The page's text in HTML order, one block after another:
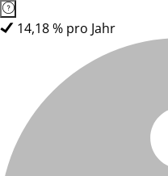
14,18 % pro Jahr